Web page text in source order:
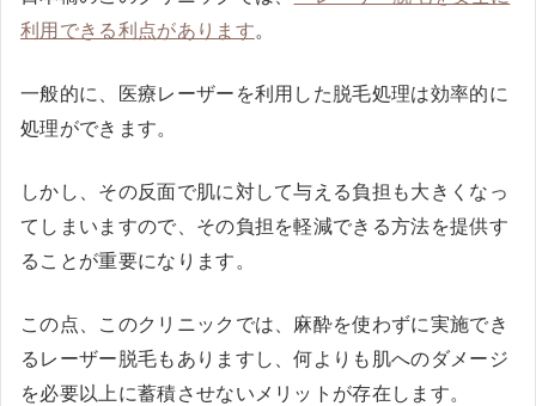
利用できる利点があります。
一般的に、医療レーザーを利用した脱毛処理は効率的に
処理ができます。
しかし、その反面で肌に対して与える負担も大きくなっ
てしまいますので、その負担を軽減できる方法を提供す
ることが重要になります。
この点、このクリニックでは、麻酔を使わずに実施でき
るレーザー脱毛もありますし、何よりも肌へのダメージ
を必要以上に蓄積させないメリットが存在します。